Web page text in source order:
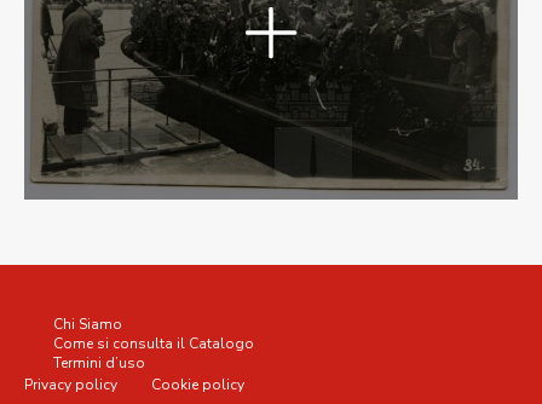
Chi Siamo
Come si consulta il Catalogo
Termini d’uso
Privacy policy
Cookie policy